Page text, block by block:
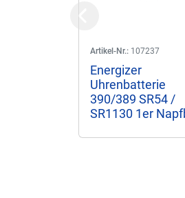
Artikel-Nr.: 107237
Energizer
Uhrenbatterie
390/389 SR54 /
SR1130 1er